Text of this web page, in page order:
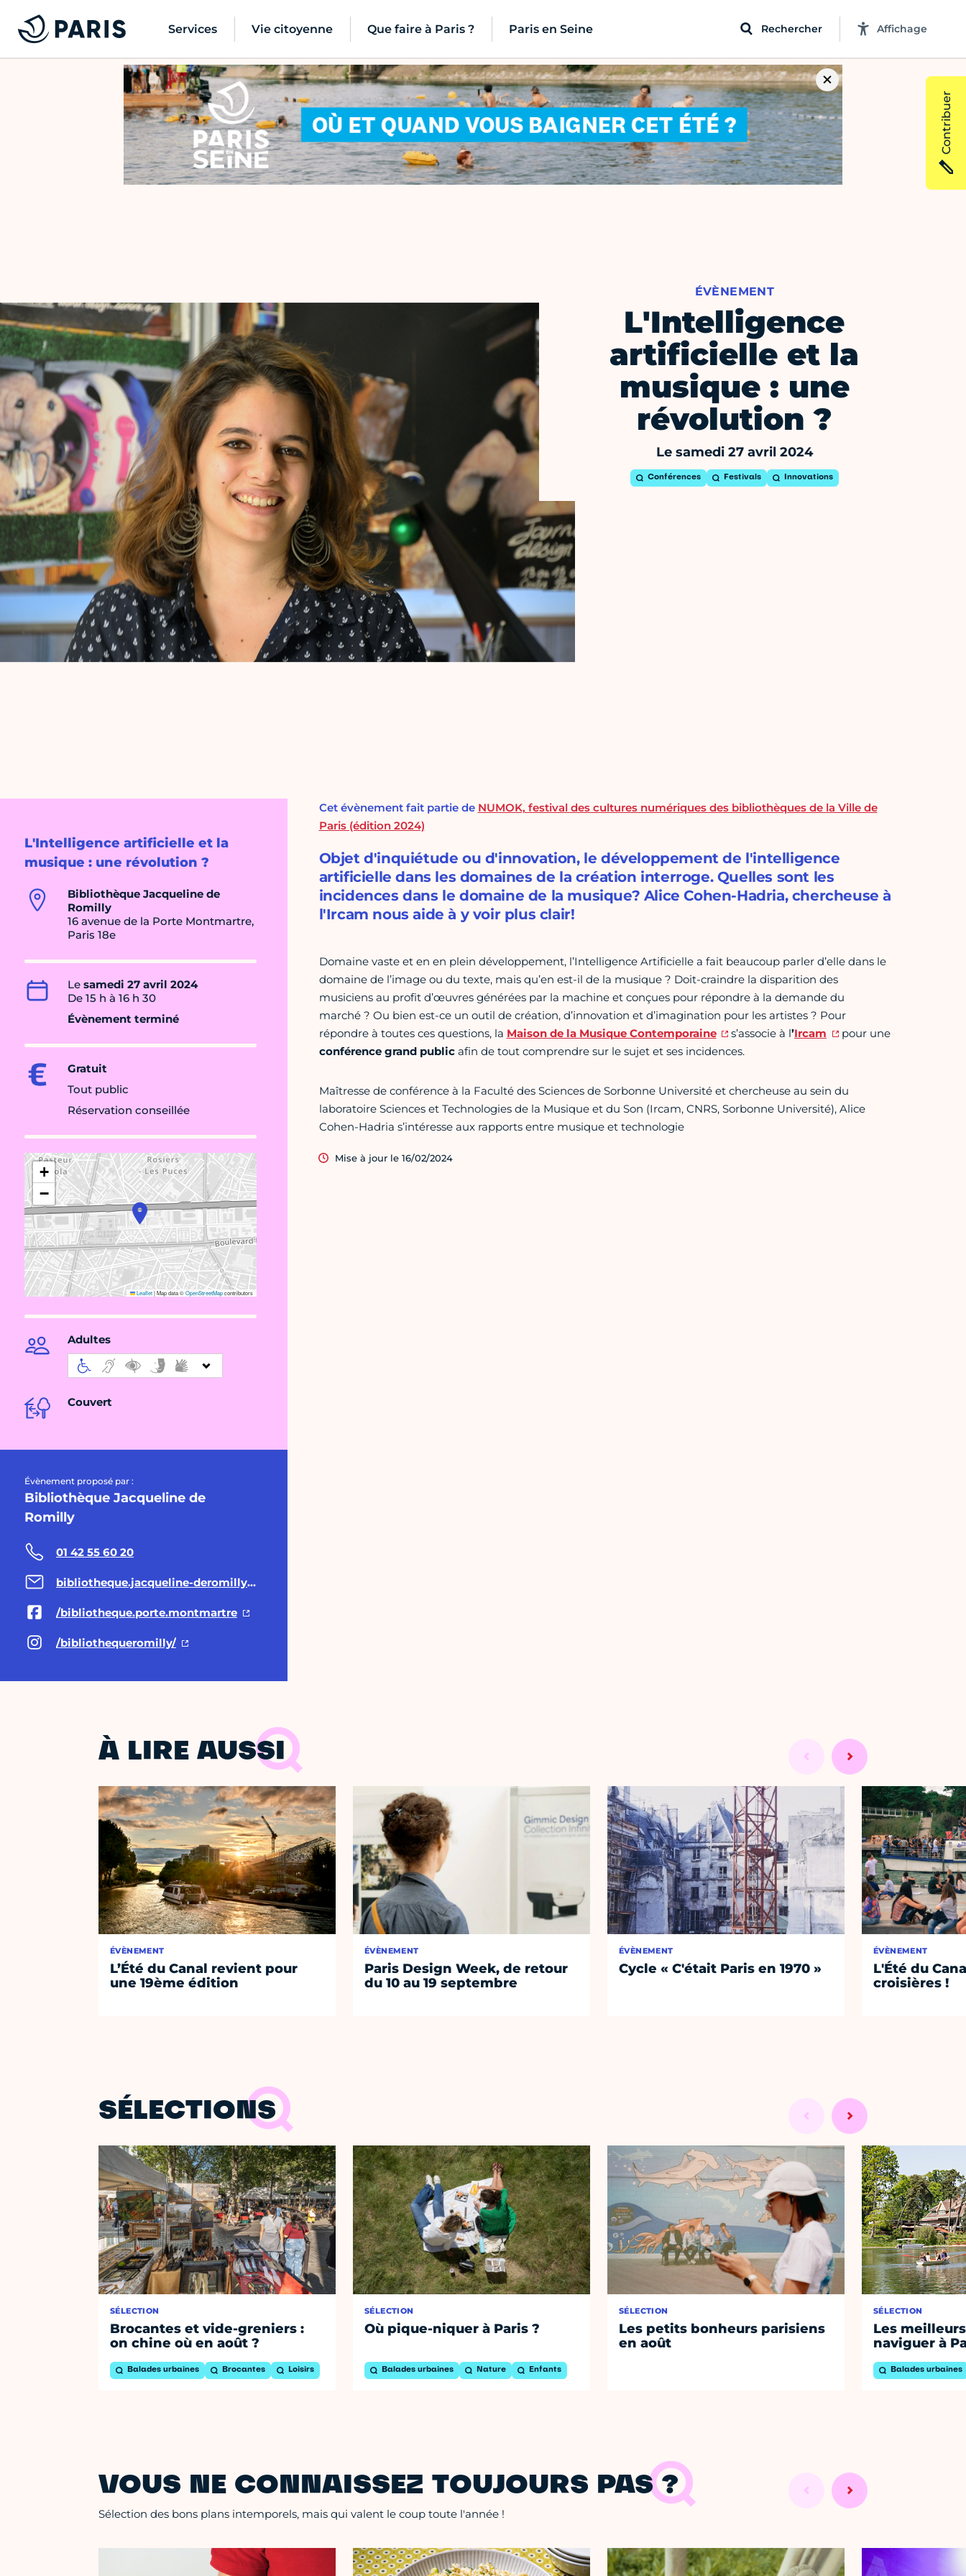
Services Vie citoyenne Que faire à Paris ? Paris en Seine Rechercher Affichage
ÉVÈNEMENT
L'Intelligence
artificielle et la
musique : une
révolution ?
Le samedi 27 avril 2024
Conférences Festivals Innovations
L'Intelligence artificielle et la
musique : une révolution ?
Bibliothèque Jacqueline de
Romilly
16 avenue de la Porte Montmartre,
Paris 18e
Le samedi 27 avril 2024
De 15 h à 16 h 30
Évènement terminé
Gratuit
Tout public
Réservation conseillée
+
−
Leaflet|Map data ©OpenStreetMapcontributors
Adultes
Couvert
Évènement proposé par :
Bibliothèque Jacqueline de
Romilly
01 42 55 60 20
bibliotheque.jacqueline-deromilly@paris.fr
/bibliotheque.porte.montmartre
/bibliothequeromilly/
Cet évènement fait partie de NUMOK, festival des cultures numériques des bibliothèques de la Ville de
Paris (édition 2024)
Objet d'inquiétude ou d'innovation, le développement de l'intelligence
artificielle dans les domaines de la création interroge. Quelles sont les
incidences dans le domaine de la musique? Alice Cohen-Hadria, chercheuse à
l'Ircam nous aide à y voir plus clair!
Domaine vaste et en en plein développement, l’Intelligence Artificielle a fait beaucoup parler d’elle dans le
domaine de l’image ou du texte, mais qu’en est-il de la musique ? Doit-craindre la disparition des
musiciens au profit d’œuvres générées par la machine et conçues pour répondre à la demande du
marché ? Ou bien est-ce un outil de création, d’innovation et d’imagination pour les artistes ? Pour
répondre à toutes ces questions, la Maison de la Musique Contemporaine s’associe à l’Ircam
pour une
conférence grand publicafin de tout comprendre sur le sujet et ses incidences.
Maîtresse de conférence à la Faculté des Sciences de Sorbonne Université et chercheuse au sein du
laboratoire Sciences et Technologies de la Musique et du Son (Ircam, CNRS, Sorbonne Université), Alice
Cohen-Hadria s’intéresse aux rapports entre musique et technologie
Mise à jour le 16/02/2024
À LIRE AUSSI
ÉVÈNEMENT
L’Été du Canal revient pour
une 19ème édition
ÉVÈNEMENT
Paris Design Week, de retour
du 10 au 19 septembre
ÉVÈNEMENT
Cycle « C'était Paris en 1970 »
ÉVÈNEMENT
L'Été du
croisières !
SÉLECTIONS
SÉLECTION
Brocantes et vide-greniers :
on chine où en août ?
Balades urbaines Brocantes Loisirs
SÉLECTION
Où pique-niquer à Paris ?
Balades urbaines Nature Enfants
SÉLECTION
Les petits bonheurs parisiens
en août
SÉLECTION
Les
naviguer à
Balades urbaines
VOUS NE CONNAISSEZ TOUJOURS PAS ?
Sélection des bons plans intemporels, mais qui valent le coup toute l'année !
Contribuer